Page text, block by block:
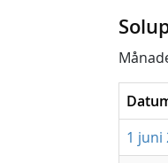
1 juni